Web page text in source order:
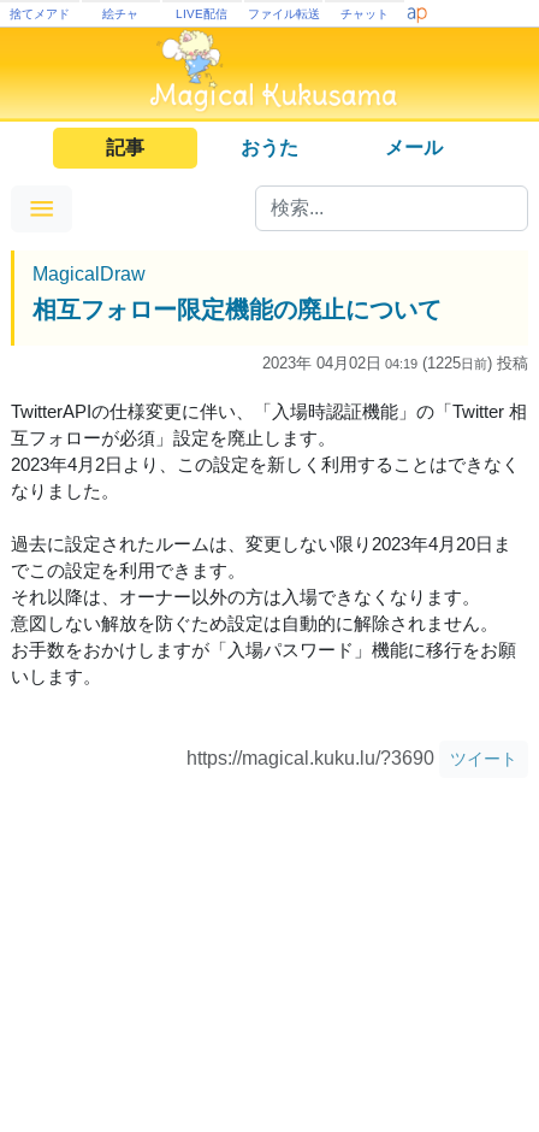
捨てメアド 絵チャ LIVE配信 ファイル転送 チャット
記事 おうた メール
MagicalDraw
相互フォロー限定機能の廃止について
2023年 04月02日 04:19 (1225日前) 投稿
TwitterAPIの仕様変更に伴い、「入場時認証機能」の「Twitter 相
互フォローが必須」設定を廃止します。
2023年4月2日より、この設定を新しく利用することはできなく
なりました。
過去に設定されたルームは、変更しない限り2023年4月20日ま
でこの設定を利用できます。
それ以降は、オーナー以外の方は入場できなくなります。
意図しない解放を防ぐため設定は自動的に解除されません。
お手数をおかけしますが「入場パスワード」機能に移行をお願
いします。
https://magical.kuku.lu/?3690 ツイート